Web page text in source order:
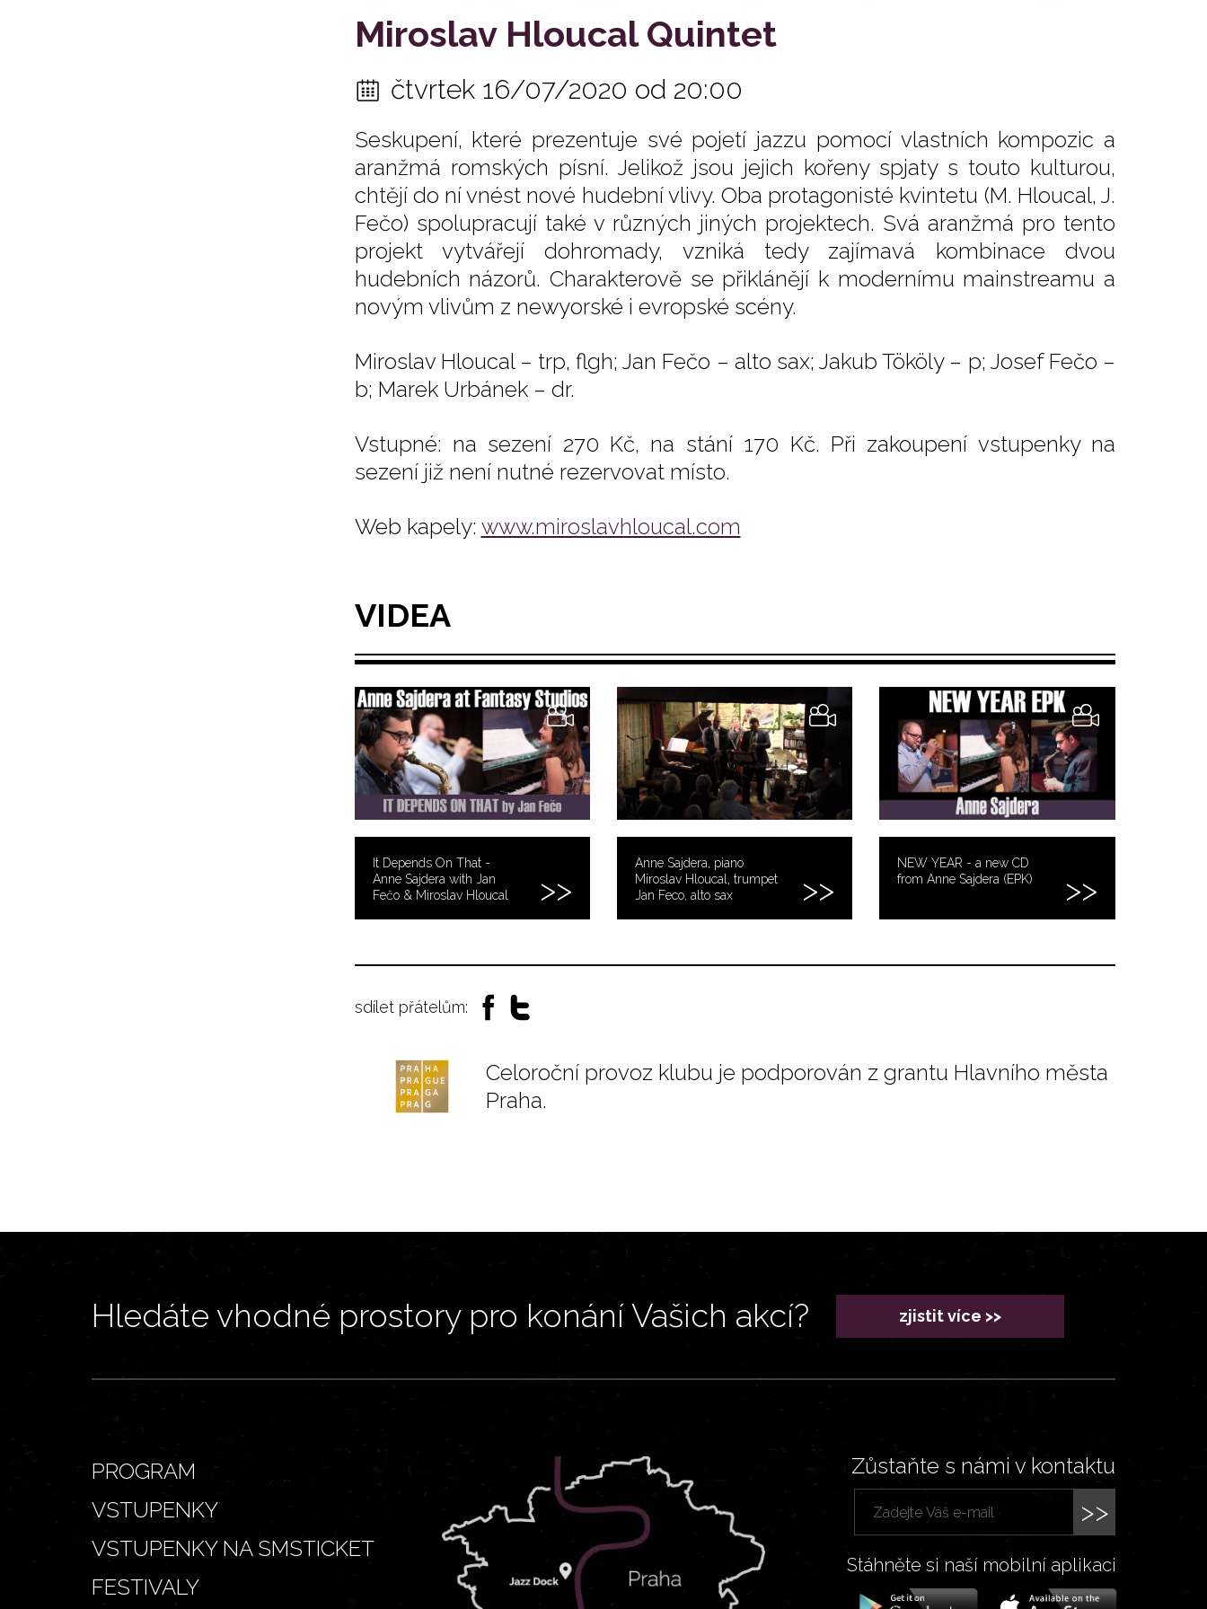
Miroslav Hloucal Quintet
čtvrtek 16/07/2020 od 20:00
Seskupení, které prezentuje své pojetí jazzu pomocí vlastních kompozic a
aranžmá romských písní. Jelikož jsou jejich kořeny spjaty s touto kulturou,
chtějí do ní vnést nové hudební vlivy. Oba protagonisté kvintetu (M. Hloucal, J.
Fečo) spolupracují také v různých jiných projektech. Svá aranžmá pro tento
projekt vytvářejí dohromady, vzniká tedy zajímavá kombinace dvou
hudebních názorů. Charakterově se přiklánějí k modernímu mainstreamu a
novým vlivům z newyorské i evropské scény.
Miroslav Hloucal – trp, flgh; Jan Fečo – alto sax; Jakub Tököly – p; Josef Fečo –
b; Marek Urbánek – dr.
Vstupné: na sezení 270 Kč, na stání 170 Kč. Při zakoupení vstupenky na
sezení již není nutné rezervovat místo.
Web kapely: www.miroslavhloucal.com
VIDEA
It Depends On That -
Anne Sajdera with Jan
Fečo & Miroslav Hloucal
Anne Sajdera, piano
Miroslav Hloucal, trumpet
Jan Feco, alto sax
NEW YEAR - a new CD
from Anne Sajdera (EPK)
sdílet přátelům:
Celoroční provoz klubu je podporován z grantu Hlavního města
Praha.
Hledáte vhodné prostory pro konání Vašich akcí? zjistit více >>
PROGRAM
VSTUPENKY
VSTUPENKY NA SMSTICKET
FESTIVALY
Zůstaňte s námi v kontaktu
>>
Stáhněte si naší mobilní aplikaci